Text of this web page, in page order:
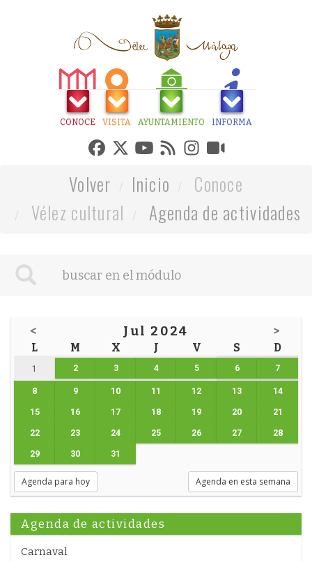
CONOCE VISITA AYUNTAMIENTO INFORMA
Volver Inicio
Conoce
Vélez cultural
Agenda de actividades
< Jul 2024 >
L M X J V S D
1 2 3 4 5 6 7
8 9 10 11 12 13 14
15 16 17 18 19 20 21
22 23 24 25 26 27 28
29 30 31
Agenda para hoy Agenda en esta semana
Agenda de actividades
Carnaval